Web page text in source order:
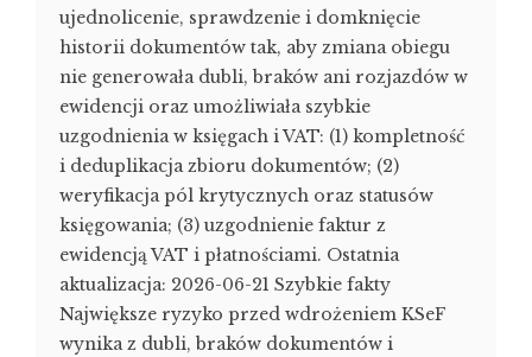
ujednolicenie, sprawdzenie i domknięcie
historii dokumentów tak, aby zmiana obiegu
nie generowała dubli, braków ani rozjazdów w
ewidencji oraz umożliwiała szybkie
uzgodnienia w księgach i VAT: (1) kompletność
i deduplikacja zbioru dokumentów; (2)
weryfikacja pól krytycznych oraz statusów
księgowania; (3) uzgodnienie faktur z
ewidencją VAT i płatnościami. Ostatnia
aktualizacja: 2026-06-21 Szybkie fakty
Największe ryzyko przed wdrożeniem KSeF
wynika z dubli, braków dokumentów i